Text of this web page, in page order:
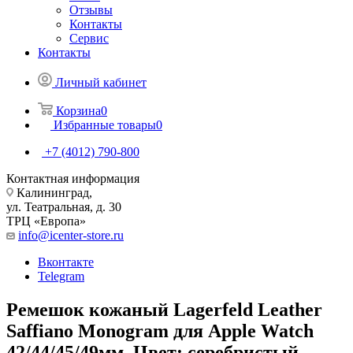
Отзывы
Контакты
Сервис
Контакты
Личный кабинет
Корзина0
Избранные товары0
+7 (4012) 790-800
Контактная информация
Калининград,
ул. Театральная, д. 30
ТРЦ «Европа»
info@icenter-store.ru
Вконтакте
Telegram
Ремешок кожаный Lagerfeld Leather
Saffiano Monogram для Apple Watch